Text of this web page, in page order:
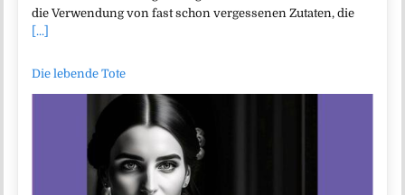
die Verwendung von fast schon vergessenen Zutaten, die
[...]
Die lebende Tote